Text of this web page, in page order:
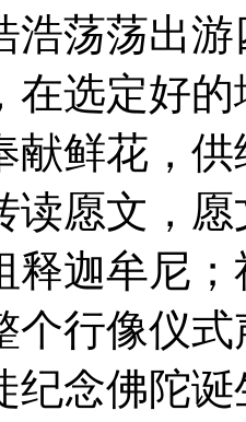
浩荡荡出
在选定好
献鲜花，
读愿文，
释迦牟尼
个行像仪
纪念佛陀